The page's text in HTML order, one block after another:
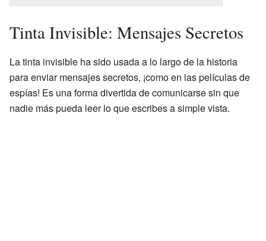
Tinta Invisible: Mensajes Secretos
La tinta invisible ha sido usada a lo largo de la historia
para enviar mensajes secretos, ¡como en las películas de
espías! Es una forma divertida de comunicarse sin que
nadie más pueda leer lo que escribes a simple vista.